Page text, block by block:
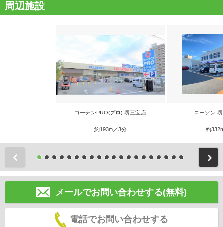
周辺施設
コーナンPRO(プロ) 堺三宝店
約193m／3分
ローソン
約
メールでお問い合わせする(無料)
電話でお問い合わせする